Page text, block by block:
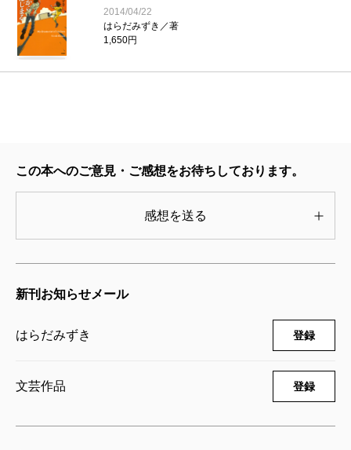
またこの小説は、スポーツだけではなく、あらゆる
「習い事」と呼ばれているものに通じる話だと思いま
す。特に、作中に出てきた「身代わりアスリート」に
もが夢破れたときに親までもが倒れてしまうことを言
ので、子どもは一人で起き上がれなくなることでもあ
り、親の干渉が過度になりすぎると、このようなこと
が起きるのです。この小説ではそれがリアルに表現さ
れています。
父である拓也がきっかけだったのに、忙しくてなかな
也が久しぶりに見ることができた試合で、勇翔はベン
2014/04/22
はらだみずき／著
1,650円
この本へのご意見・ご感想をお待ちしております。
感想を送る
新刊お知らせメール
はらだみずき 登録
文芸作品 登録